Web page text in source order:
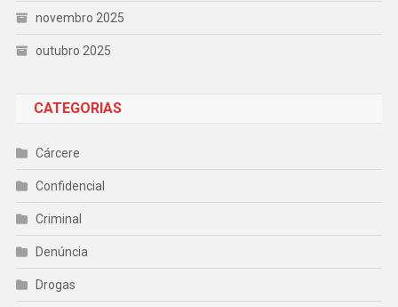
novembro 2025
outubro 2025
CATEGORIAS
Cárcere
Confidencial
Criminal
Denúncia
Drogas